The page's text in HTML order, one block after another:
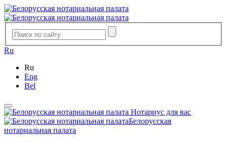
Ru
Ru
Eng
Bel
Нотариус для вас
Белорусская
нотариальная палата